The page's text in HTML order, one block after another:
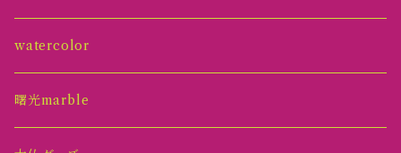
ネックレス
リング
グッズ
原画
アクセサリースタンド
トレイ
watercolor
曙光marble